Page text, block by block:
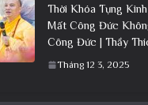
Thời Khóa Tụng
Mất Công Đức
Công Đức | Thầy
Tháng 12 3, 2025